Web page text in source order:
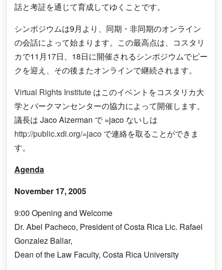
話と考証を通じて育成してゆくことです。
シンポジウムは9月より、同期・非同期のオンライン
の会話によって始まります。この最高点は、コスタリ
カで11月17日、18日に開催されるシンポジウムでピー
クを迎え、その後またオンラインで継続されます。
Virtual Rights Institute はこのイベントをコスタリカ大
学とバークマンセンターの協力によって開催します。
議長は Jaco Aizerman で =jaco ないしは
http://public.xdi.org/=jaco で連絡を取ることができま
す。
Agenda
November 17, 2005
9:00 Opening and Welcome
Dr. Abel Pacheco, President of Costa Rica Lic. Rafael
Gonzalez Ballar,
Dean of the Law Faculty, Costa Rica University